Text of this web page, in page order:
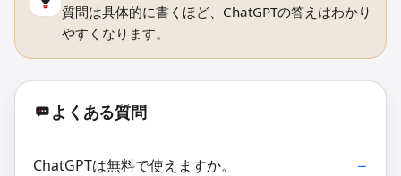
質問は具体的に書くほど、ChatGPTの答えはわかり
やすくなります。
よくある質問
ChatGPTは無料で使えますか。